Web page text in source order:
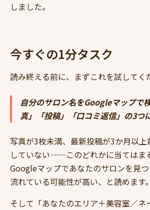
しました。
今すぐの1分タスク
読み終える前に、まずこれを試してく
自分のサロン名をGoogleマップで
真」「投稿」「口コミ返信」の3つ
写真が3枚未満、最新投稿が3か月以
していない——このどれかに当てはま
Googleマップであなたのサロンを見
流れている可能性が高い、と読めます。
そして「あなたのエリア＋美容室／ネ